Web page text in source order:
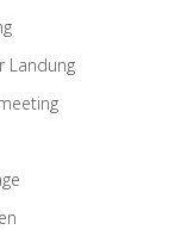
Landung